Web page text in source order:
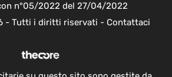
n°05/2022 del 27/04/2022
- Tutti i diritti riservati - Contattaci